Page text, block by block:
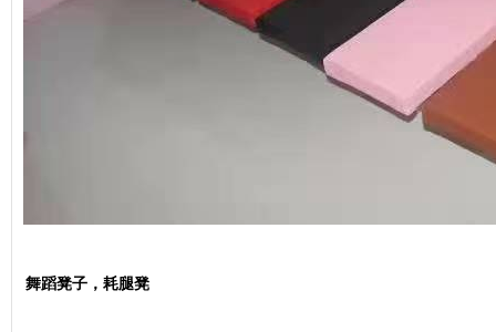
舞蹈凳子，耗腿凳